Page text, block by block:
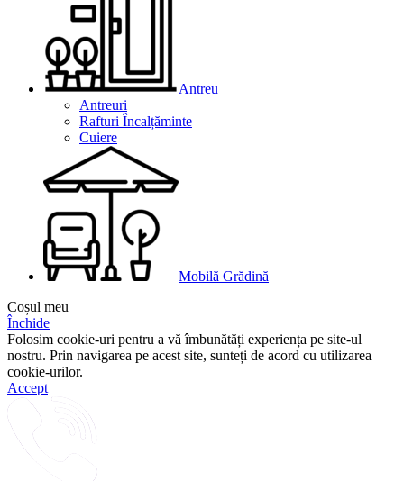
Antreu
Antreuri
Rafturi Încalțăminte
Cuiere
Mobilă Grădină
Coșul meu
Închide
Folosim cookie-uri pentru a vă îmbunătăți experiența pe site-ul
nostru. Prin navigarea pe acest site, sunteți de acord cu utilizarea
cookie-urilor.
Accept